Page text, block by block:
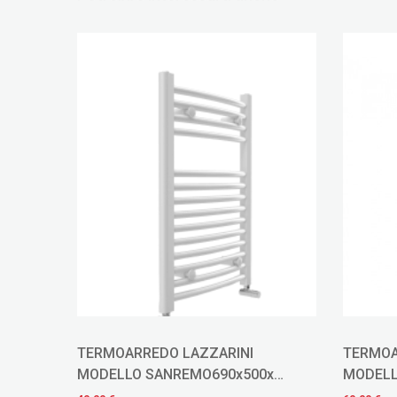
TERMOARREDO LAZZARINI
MODELLO SANREMO1420x500x